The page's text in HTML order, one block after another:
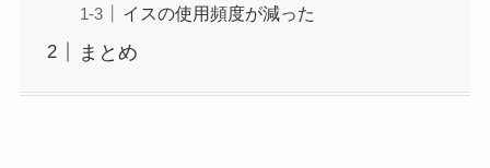
イスの使用頻度が減った
まとめ